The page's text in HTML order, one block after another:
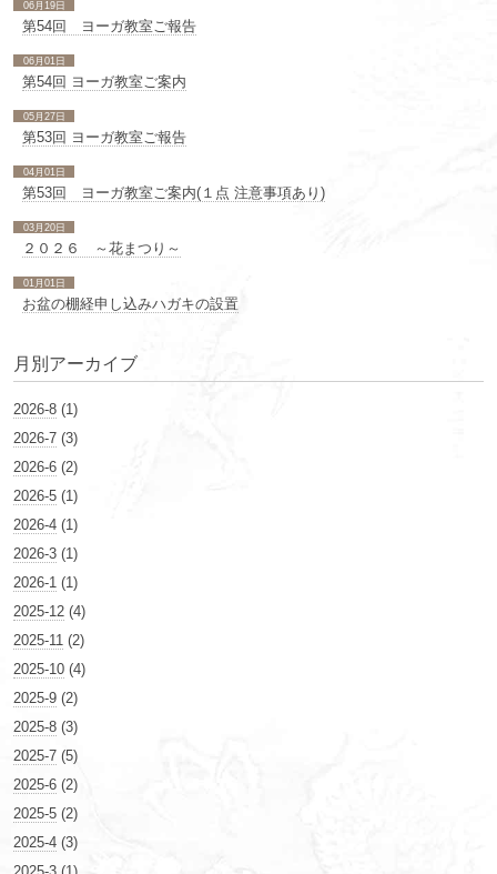
06月19日
第54回 ヨーガ教室ご報告
06月01日
第54回 ヨーガ教室ご案内
05月27日
第53回 ヨーガ教室ご報告
04月01日
第53回 ヨーガ教室ご案内(１点 注意事項あり)
03月20日
２０２６ ～花まつり～
01月01日
お盆の棚経申し込みハガキの設置
月別アーカイブ
2026-8 (1)
2026-7 (3)
2026-6 (2)
2026-5 (1)
2026-4 (1)
2026-3 (1)
2026-1 (1)
2025-12 (4)
2025-11 (2)
2025-10 (4)
2025-9 (2)
2025-8 (3)
2025-7 (5)
2025-6 (2)
2025-5 (2)
2025-4 (3)